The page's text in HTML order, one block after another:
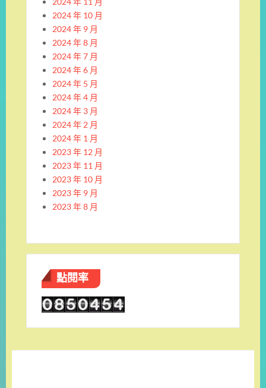
2024 年 10 月
2024 年 9 月
2024 年 8 月
2024 年 7 月
2024 年 6 月
2024 年 5 月
2024 年 4 月
2024 年 3 月
2024 年 2 月
2024 年 1 月
2023 年 12 月
2023 年 11 月
2023 年 10 月
2023 年 9 月
2023 年 8 月
點閱率